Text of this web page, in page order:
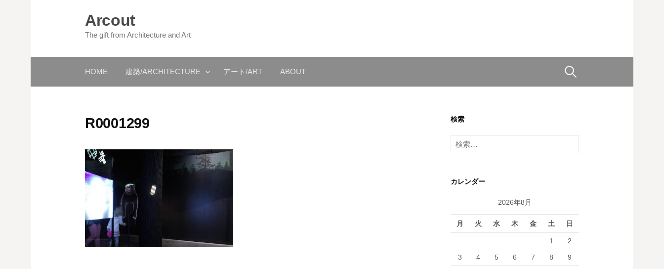
ツ
ス
Arcout
The gift from Architecture and Art
HOME 建築/ARCHITECTURE アート/ART ABOUT 検
R0001299 検索
検
索:
カレンダー
2026年8月
月 火 水 木 金 土 日
1 2
3 4 5 6 7 8 9